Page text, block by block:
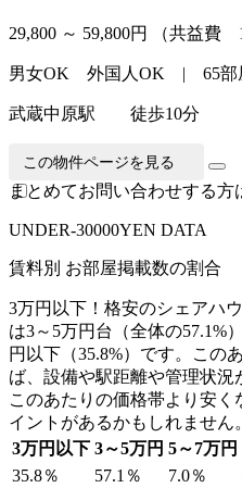
29,800 ～ 59,800円 （共益費
男女OK 外国人OK | 65部
武蔵中原駅 徒歩10分
この物件ページを見る
まとめてお問い合わせする方
UNDER-30000YEN DATA
賃料別 お部屋掲載数の割合
3万円以下！格安のシェアハ
は3～5万円台（全体の57.1%
円以下（35.8%）です。この
ば、設備や駅距離や管理状
このあたりの価格帯より安
イントがあるかもしれません。
3万円以下 3～5万円 5～7万円
35.8％
57.1％ 7.0％